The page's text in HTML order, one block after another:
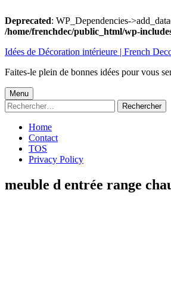
Deprecated: WP_Dependencies-
/home/frenchdec/public_html/wp-
au
Idées de Décoration intérieure | French
Faites-le plein de bonnes idées pour vous
Menu
principal
Menu
Rechercher :
Home
Contact
TOS
Privacy Policy
meuble d entrée range